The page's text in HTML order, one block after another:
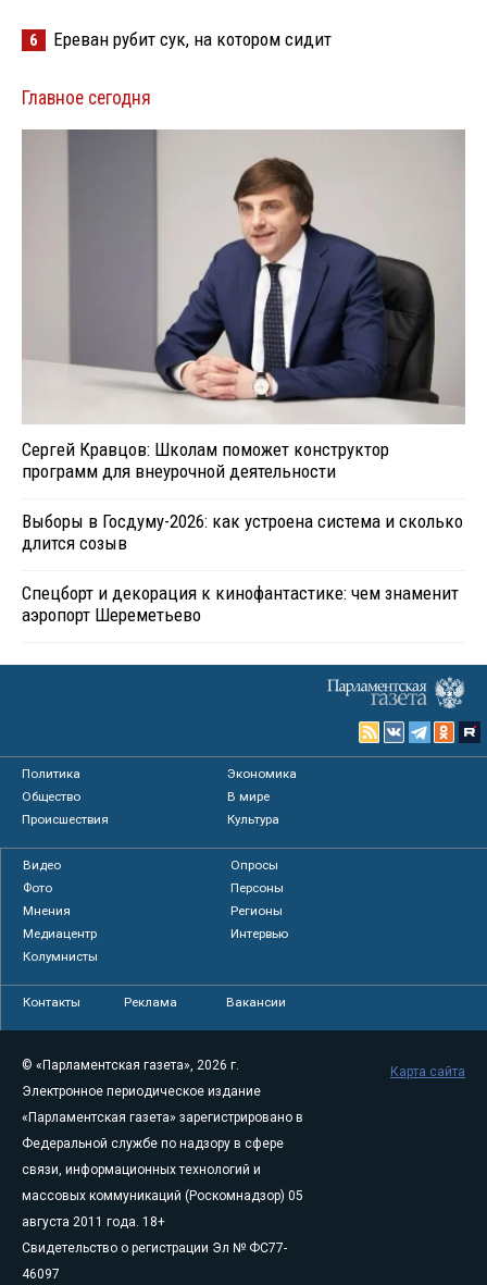
6 Ереван рубит сук, на котором сидит
Главное сегодня
Сергей Кравцов: Школам поможет конструктор
программ для внеурочной деятельности
Выборы в Госдуму-2026: как устроена система и сколько
длится созыв
Спецборт и декорация к кинофантастике: чем знаменит
аэропорт Шереметьево
Политика
Экономика
Общество
В мире
Происшествия
Культура
Видео
Опросы
Фото
Персоны
Мнения
Регионы
Медиацентр
Интервью
Колумнисты
Контакты Реклама Вакансии
© «Парламентская газета», 2026 г.
Электронное периодическое издание
«Парламентская газета» зарегистрировано в
Федеральной службе по надзору в сфере
связи, информационных технологий и
массовых коммуникаций (Роскомнадзор) 05
августа 2011 года. 18+
Свидетельство о регистрации Эл № ФС77-
46097
Карта сайта